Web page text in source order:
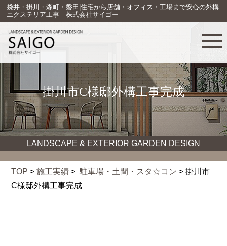
袋井・掛川・森町・磐田|住宅から店舗・オフィス・工場まで安心の外構
エクステリア工事 株式会社サイゴー
掛川市C様邸外構工事完成
LANDSCAPE & EXTERIOR GARDEN DESIGN
TOP >施工実績 >駐車場・土間・スタ☆コン > 掛川市
C様邸外構工事完成